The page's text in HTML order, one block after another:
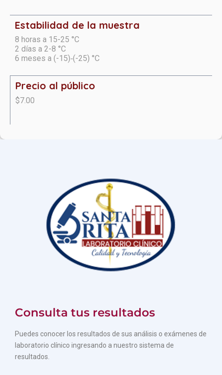
Estabilidad de la muestra
8 horas a 15-25 °C
2 días a 2-8 °C
6 meses a (-15)‑(-25) °C
Precio al público
$7.00
Consulta tus resultados
Puedes conocer los resultados de sus análisis o exámenes de
laboratorio clínico ingresando a nuestro sistema de
resultados.